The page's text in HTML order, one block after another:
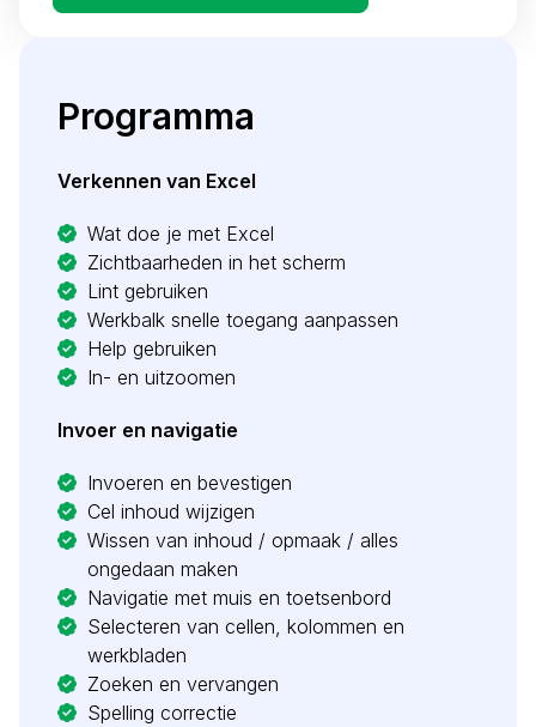
Programma
Verkennen van Excel
Wat doe je met Excel
Zichtbaarheden in het scherm
Lint gebruiken
Werkbalk snelle toegang aanpassen
Help gebruiken
In- en uitzoomen
Invoer en navigatie
Invoeren en bevestigen
Cel inhoud wijzigen
Wissen van inhoud / opmaak / alles
ongedaan maken
Navigatie met muis en toetsenbord
Selecteren van cellen, kolommen en
werkbladen
Zoeken en vervangen
Spelling correctie